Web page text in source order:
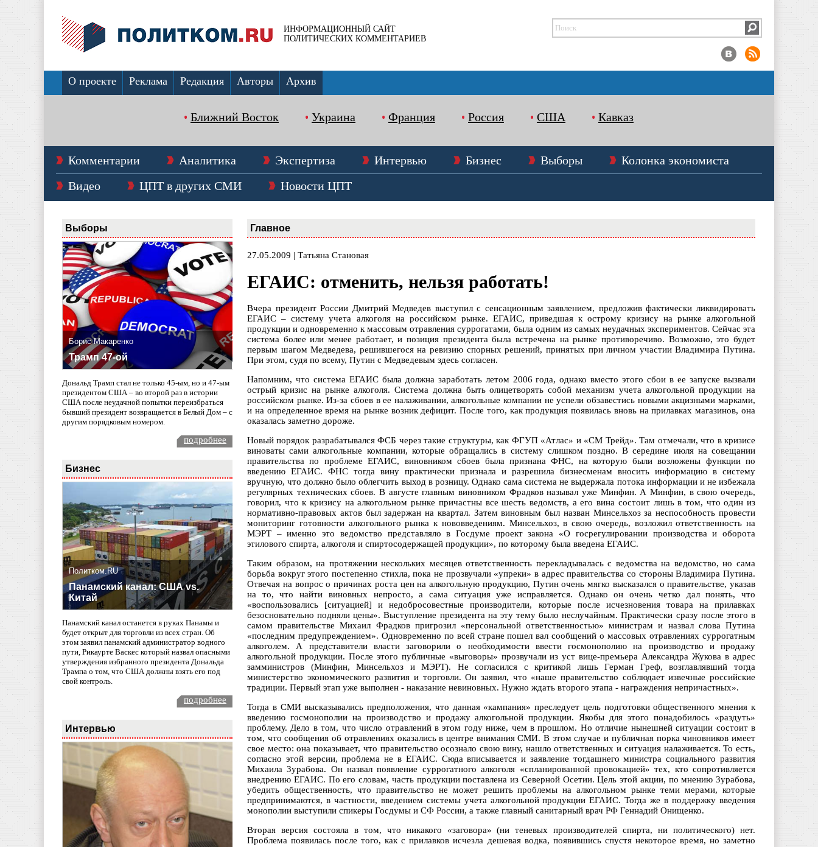
ИНФОРМАЦИОННЫЙ САЙТ
ПОЛИТИЧЕСКИХ КОММЕНТАРИЕВ
О проекте Реклама Редакция Авторы Архив
Ближний Восток Украина Франция Россия США Кавказ
Комментарии Аналитика Экспертиза Интервью Бизнес Выборы
Колонка экономиста
Видео
ЦПТ в других СМИ Новости ЦПТ
Выборы
Борис Макаренко
Трамп 47-ой
Дональд Трамп стал не только 45-ым, но и 47-ым
президентом США – во второй раз в истории
США после неудачной попытки переизбраться
бывший президент возвращается в Белый Дом – с
другим порядковым номером.
подробнее
Бизнес
Политком.RU
Панамский канал: США vs.
Китай
Панамский канал останется в руках Панамы и
будет открыт для торговли из всех стран. Об
этом заявил панамский администратор водного
пути, Рикаурте Васкес который назвал опасными
утверждения избранного президента Дональда
Трампа о том, что США должны взять его под
свой контроль.
подробнее
Интервью
Главное
27.05.2009 | Татьяна Становая
ЕГАИС: отменить, нельзя работать!
Вчера президент России Дмитрий Медведев выступил с сенсационным заявлением, предложив фактически ликвидировать
ЕГАИС – систему учета алкоголя на российском рынке. ЕГАИС, приведшая к острому кризису на рынке алкогольной
продукции и одновременно к массовым отравления суррогатами, была одним из самых неудачных экспериментов. Сейчас эта
система более или менее работает, и позиция президента была встречена на рынке противоречиво. Возможно, это будет
первым шагом Медведева, решившегося на ревизию спорных решений, принятых при личном участии Владимира Путина.
При этом, судя по всему, Путин с Медведевым здесь согласен.
Напомним, что система ЕГАИС была должна заработать летом 2006 года, однако вместо этого сбои в ее запуске вызвали
острый кризис на рынке алкоголя. Система должна быть олицетворять собой механизм учета алкогольной продукции на
российском рынке. Из-за сбоев в ее налаживании, алкогольные компании не успели обзавестись новыми акцизными марками,
и на определенное время на рынке возник дефицит. После того, как продукция появилась вновь на прилавках магазинов, она
оказалась заметно дороже.
Новый порядок разрабатывался ФСБ через такие структуры, как ФГУП «Атлас» и «СМ Трейд». Там отмечали, что в кризисе
виноваты сами алкогольные компании, которые обращались в систему слишком поздно. В середине июля на совещании
правительства по проблеме ЕГАИС, виновником сбоев была признана ФНС, на которую были возложены функции по
введению ЕГАИС. ФНС тогда вину практически признала и разрешила бизнесменам вносить информацию в систему
вручную, что должно было облегчить выход в розницу. Однако сама система не выдержала потока информации и не избежала
регулярных технических сбоев. В августе главным виновником Фрадков называл уже Минфин. А Минфин, в свою очередь,
говорил, что к кризису на алкогольном рынке причастны все шесть ведомств, а его вина состоит лишь в том, что один из
нормативно-правовых актов был задержан на квартал. Затем виновным был назван Минсельхоз за неспособность провести
мониторинг готовности алкогольного рынка к нововведениям. Минсельхоз, в свою очередь, возложил ответственность на
МЭРТ – именно это ведомство представляло в Госдуме проект закона «О госрегулировании производства и оборота
этилового спирта, алкоголя и спиртосодержащей продукции», по которому была введена ЕГАИС.
Таким образом, на протяжении нескольких месяцев ответственность перекладывалась с ведомства на ведомство, но сама
борьба вокруг этого постепенно стихла, пока не прозвучали «упреки» в адрес правительства со стороны Владимира Путина.
Отвечая на вопрос о причинах роста цен на алкогольную продукцию, Путин очень мягко высказался о правительстве, указав
на то, что найти виновных непросто, а сама ситуация уже исправляется. Однако он очень четко дал понять, что
«воспользовались [ситуацией] и недобросовестные производители, которые после исчезновения товара на прилавках
безосновательно подняли цены». Выступление президента на эту тему было неслучайным. Практически сразу после этого в
самом правительстве Михаил Фрадков пригрозил «персональной ответственностью» министрам и назвал слова Путина
«последним предупреждением». Одновременно по всей стране пошел вал сообщений о массовых отравлениях суррогатным
алкоголем. А представители власти заговорили о необходимости ввести госмонополию на производство и продажу
алкогольной продукции. После этого публичные «выговоры» прозвучали из уст вице-премьера Александра Жукова в адрес
замминистров (Минфин, Минсельхоз и МЭРТ). Не согласился с критикой лишь Герман Греф, возглавлявший тогда
министерство экономического развития и торговли. Он заявил, что «наше правительство соблюдает извечные российские
традиции. Первый этап уже выполнен - наказание невиновных. Нужно ждать второго этапа - награждения непричастных».
Тогда в СМИ высказывались предположения, что данная «кампания» преследует цель подготовки общественного мнения к
введению госмонополии на производство и продажу алкогольной продукции. Якобы для этого понадобилось «раздуть»
проблему. Дело в том, что число отравлений в этом году ниже, чем в прошлом. Но отличие нынешней ситуации состоит в
том, что сообщения об отравлениях оказались в центре внимания СМИ. В этом случае и публичная порка чиновников имеет
свое место: она показывает, что правительство осознало свою вину, нашло ответственных и ситуация налаживается. То есть,
согласно этой версии, проблема не в ЕГАИС. Сюда вписывается и заявление тогдашнего министра социального развития
Михаила Зурабова. Он назвал появление суррогатного алкоголя «спланированной провокацией» тех, кто сопротивляется
внедрению ЕГАИС. По его словам, часть продукции поставлена из Северной Осетии. Цель этой акции, по мнению Зурабова,
убедить общественность, что правительство не может решить проблемы на алкогольном рынке теми мерами, которые
предпринимаются, в частности, введением системы учета алкогольной продукции ЕГАИС. Тогда же в поддержку введения
монополии выступили спикеры Госдумы и СФ России, а также главный санитарный врач РФ Геннадий Онищенко.
Вторая версия состояла в том, что никакого «заговора» (ни теневых производителей спирта, ни политического) нет.
Проблема появилась после того, как с прилавков исчезла дешевая водка, появившись спустя некоторое время, но заметно